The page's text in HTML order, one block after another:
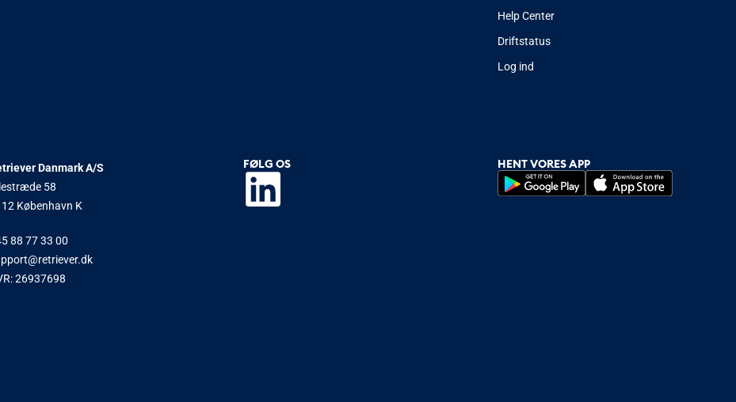
Help Center
Driftstatus
Log ind
Danmark A/S
58
København K
88 77 33 00
26937698
FØLG OS HENT VORES APP